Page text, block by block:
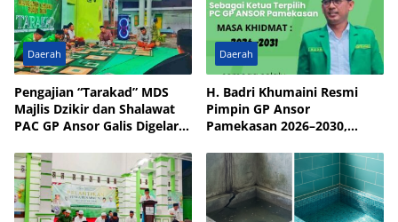
Daerah
Pengajian “Tarakad” MDS
Majlis Dzikir dan Shalawat
PAC GP Ansor Galis Digelar
Bulay
Daerah
H. Badri Khumaini Resmi
Pimpin GP Ansor
Pamekasan 2026–2030,